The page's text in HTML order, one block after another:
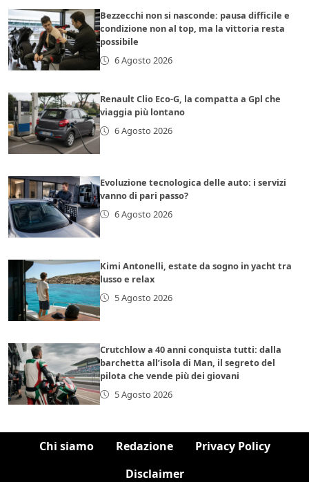
Bezzecchi non si nasconde: pausa difficile e
condizione non al top, ma la vittoria resta
possibile
6 Agosto 2026
Renault Clio Eco-G, la compatta a Gpl che
viaggia più lontano
6 Agosto 2026
Evoluzione tecnologica delle auto: i servizi
vanno di pari passo?
6 Agosto 2026
Kimi Antonelli, estate da sogno in yacht tra
lusso e relax
5 Agosto 2026
Crutchlow a 40 anni conquista tutti: dalla
barchetta all’isola di Man, il segreto del
pilota che vende più dei giovani
5 Agosto 2026
Chi siamo Redazione
Privacy Policy
Disclaimer